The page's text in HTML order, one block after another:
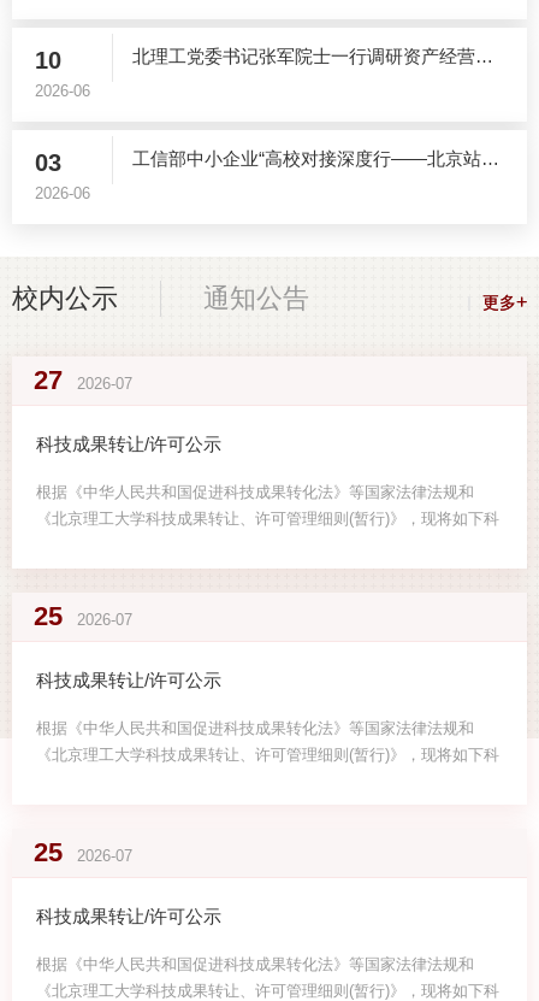
10
2026-06
北理工党委书记张军院士一行调研资产经营有限公...
03
2026-06
工信部中小企业“高校对接深度行——北京站”活...
更多+
校内公示 更多+
通知公告
27 2026-07
科技成果转让/许可公示
根据《中华人民共和国促进科技成果转化法》等国家法律法规和
《北京理工大学科技成果转让、许可管理细则(暂行)》，现将如下科
25 2026-07
科技成果转让/许可公示
根据《中华人民共和国促进科技成果转化法》等国家法律法规和
《北京理工大学科技成果转让、许可管理细则(暂行)》，现将如下科
25 2026-07
科技成果转让/许可公示
根据《中华人民共和国促进科技成果转化法》等国家法律法规和
《北京理工大学科技成果转让、许可管理细则(暂行)》，现将如下科